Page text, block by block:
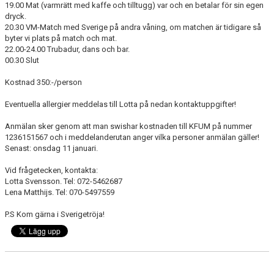
19.00 Mat (varmrätt med kaffe och tilltugg) var och en betalar för sin egen
dryck.
20.30 VM-Match med Sverige på andra våning, om matchen är tidigare så
byter vi plats på match och mat.
22.00-24.00 Trubadur, dans och bar.
00.30 Slut
Kostnad 350:-/person
Eventuella allergier meddelas till Lotta på nedan kontaktuppgifter!
Anmälan sker genom att man swishar kostnaden till KFUM på nummer
1236151567 och i meddelanderutan anger vilka personer anmälan gäller!
Senast: onsdag 11 januari.
Vid frågetecken, kontakta:
Lotta Svensson. Tel: 072-5462687
Lena Matthijs. Tel: 070-5497559
P.S Kom gärna i Sverigetröja!